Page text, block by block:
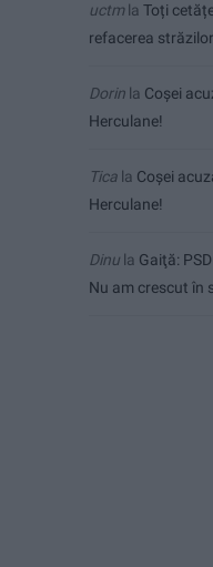
uctmla Toți
refacerea
Dorin la Coșei
Herculane!
Tica la Coșei
Herculane!
Dinu la Gaiţă:
Nu am crescut în